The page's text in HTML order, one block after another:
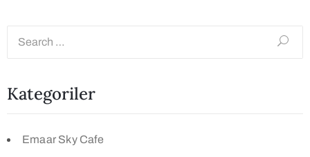
Kategoriler
Emaar Sky Cafe